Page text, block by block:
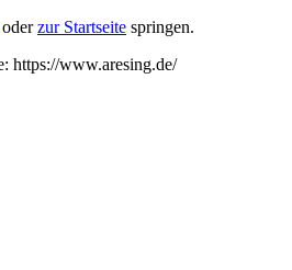
oderzur Startseite springen.
https://www.aresing.de/